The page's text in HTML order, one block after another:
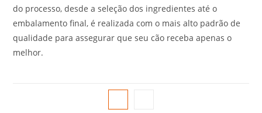
do processo, desde a seleção dos ingredientes até o
embalamento final, é realizada com o mais alto padrão de
qualidade para assegurar que seu cão receba apenas o
melhor.